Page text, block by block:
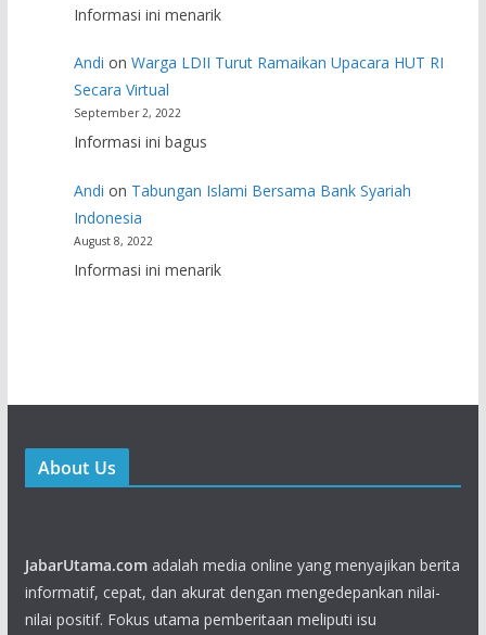
Informasi ini menarik
Andi onWarga LDII Turut Ramaikan Upacara HUT RI
Secara Virtual
September 2, 2022
Informasi ini bagus
Andi on Tabungan Islami Bersama Bank Syariah
Indonesia
August 8, 2022
Informasi ini menarik
About Us
JabarUtama.comadalah media online yang menyajikan berita
informatif, cepat, dan akurat dengan mengedepankan nilai-
nilai positif. Fokus utama pemberitaan meliputi isu